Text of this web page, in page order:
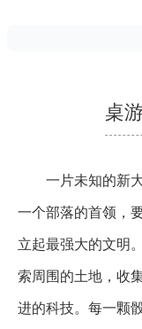
桌
一片未知的新
一个部落的首领，
立起最强大的文明
索周围的土地，收
进的科技。每一颗